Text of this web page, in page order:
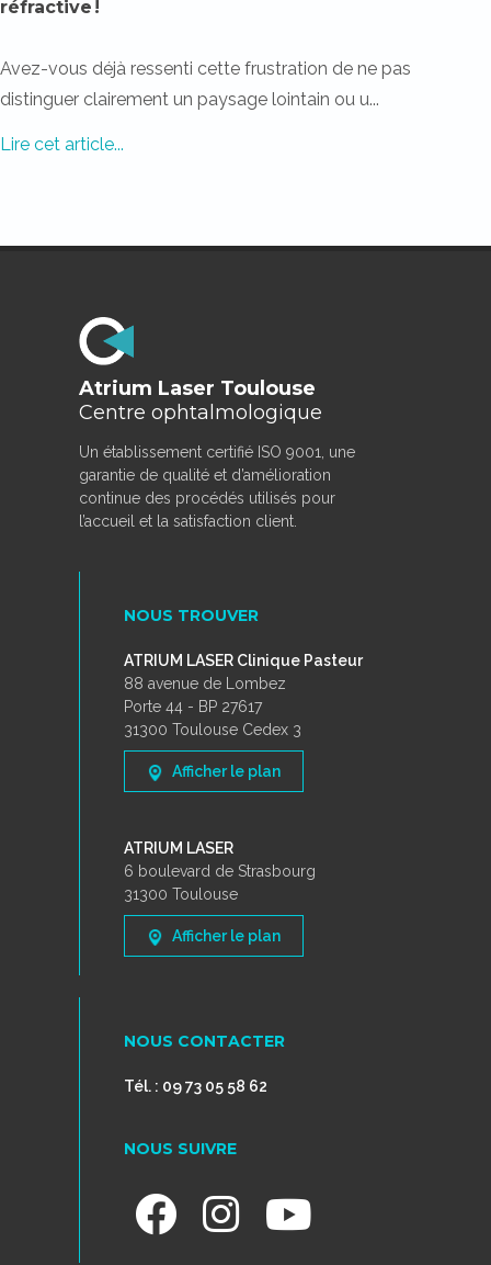
réfractive !
Avez-vous déjà ressenti cette frustration de ne pas
distinguer clairement un paysage lointain ou u...
Lire cet article...
Atrium Laser Toulouse
Centre ophtalmologique
Un établissement certifié ISO 9001, une
garantie de qualité et d’amélioration
continue des procédés utilisés pour
l’accueil et la satisfaction client.
NOUS TROUVER
ATRIUM LASER Clinique Pasteur
88 avenue de Lombez
Porte 44 - BP 27617
31300 Toulouse Cedex 3
Afficher le plan
ATRIUM LASER
6 boulevard de Strasbourg
31300 Toulouse
Afficher le plan
NOUS CONTACTER
Tél. : 09 73 05 58 62
NOUS SUIVRE